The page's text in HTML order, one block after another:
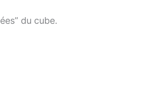
du cube.